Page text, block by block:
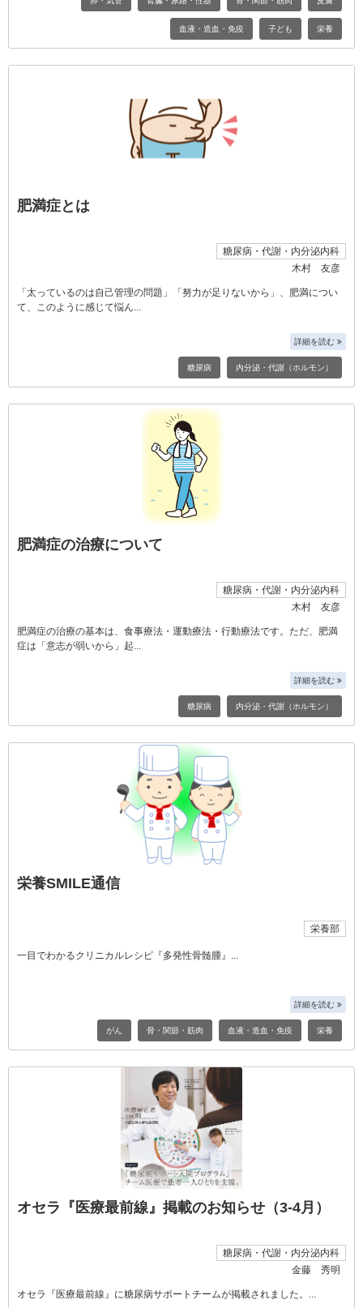
血液・造血・免疫 子ども 栄養
肥満症とは
糖尿病・代謝・内分泌内科
木村 友彦
「太っているのは自己管理の問題」「努力が足りないから」、肥満につい
て、このように感じて悩ん
詳細を読む
糖尿病 内分泌・代謝（ホルモン）
肥満症の治療について
糖尿病・代謝・内分泌内科
木村 友彦
肥満症の治療の基本は、食事療法・運動療法・行動療法です。ただ、肥満
症は「意志が弱いから」起
詳細を読む
糖尿病 内分泌・代謝（ホルモン）
栄養SMILE通信
栄養部
一目でわかるクリニカルレシピ『多発性骨髄腫』
詳細を読む
がん 骨・関節・筋肉 血液・造血・免疫 栄養
オセラ『医療最前線』掲載のお知らせ（3-4月）
糖尿病・代謝・内分泌内科
金藤 秀明
オセラ『医療最前線』に糖尿病サポートチームが掲載されました。